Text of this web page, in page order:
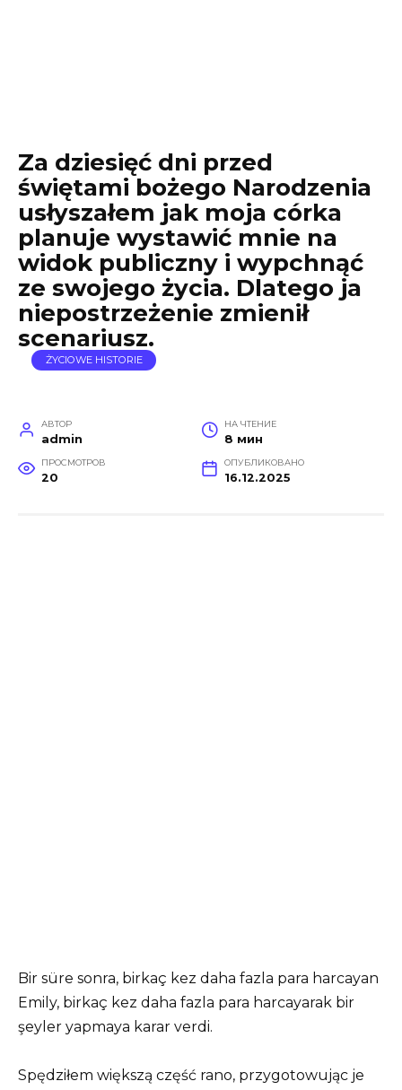
Za dziesięć dni przed
świętami bożego Narodzenia
usłyszałem jak moja córka
planuje wystawić mnie na
widok publiczny i wypchnąć
ze swojego życia. Dlatego ja
niepostrzeżenie zmienił
scenariusz.
ŻYCIOWE HISTORIE
АВТОР
admin
НА ЧТЕНИЕ
8 мин
ПРОСМОТРОВ
20
ОПУБЛИКОВАНО
16.12.2025
Bir süre sonra, birkaç kez daha fazla para harcayan
Emily, birkaç kez daha fazla para harcayarak bir
şeyler yapmaya karar verdi.
Spędziłem większą część rano, przygotowując je